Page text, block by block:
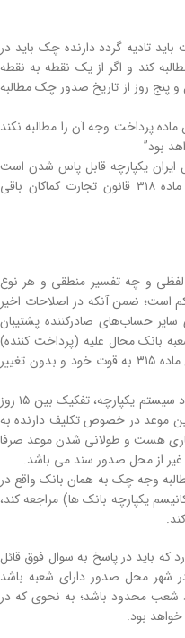
تادیه گردد دارنده چک باید در
کند و‌ اگر از یک نقطه به نقطه
پنج روز از تاریخ صدور چک مطالبه
پرداخت وجه آن را مطالبه نکند
بود”
یکپارچه قابل پاس شدن است
به نظرتون تفاوت مواعد ۱۵ روز و ۴۵ روز ماده ۳۱۸ قانون تجارت کماکان باقی
و چه تفسیر منطقی و هر نوع
حاکم است؛ ضمن آنکه در اصلاحات اخیر
حساب‌های صادرکننده پشتیبان
بانک محال علیه (پرداخت کننده)
مسئول اصلی پرداخت چک است پس اعمال ماده ۳۱۵ به قوت خود و بدون تغییر
در مقابل این نظر دسته دوم معتقدند با ایجاد سیستم یکپارچه، تفکیک بین ۱۵ روز
موعد در خصوص تکلیف دارنده به
هست و طولانی شدن موعد صرفا
از محل صدور سند می باشد.
وجه چک به همان بانک واقع در
یکپارچه بانک ها) مراجعه کند،
که باید در پاسخ به سوال فوق قائل
شهر محل صدور دارای شعبه باشد
تعداد شعب محدود باشد؛ به نحوی که در